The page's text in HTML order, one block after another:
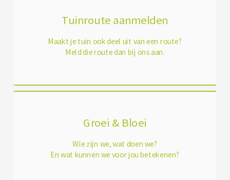
Tuinroute aanmelden
Maakt je tuin ook deel uit van een route?
Meld die route dan bij ons aan.
Groei & Bloei
Wie zijn we, wat doen we?
En wat kunnen we voor jou betekenen?